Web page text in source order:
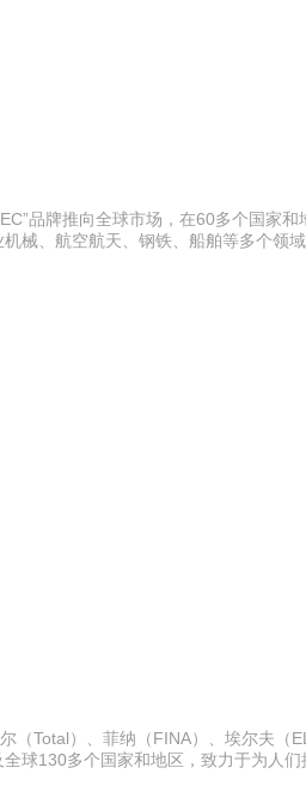
品牌推向全球市场，在60多个国家
械、航空航天、钢铁、船舶等多个领
Total）、菲纳（FINA）、埃尔夫（
球130多个国家和地区，致力于为人